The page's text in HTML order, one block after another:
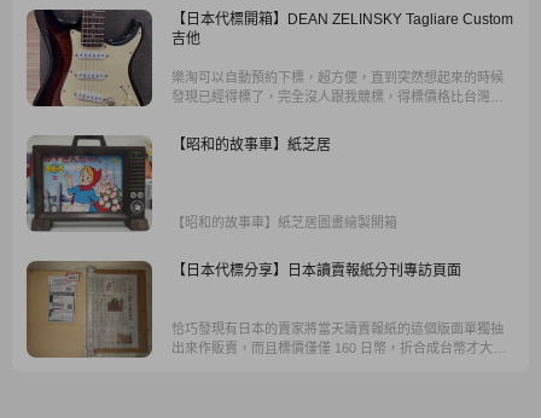
形象融入了京都的古典表達中。
【日本代標開箱】DEAN ZELINSKY Tagliare Custom
吉他
樂淘可以自動預約下標，超方便，直到突然想起來的時候
發現已經得標了，完全沒人跟我競標，得標價格比台灣那
【昭和的故事車】紙芝居
【昭和的故事車】紙芝居圖畫繪製開箱
【日本代標分享】日本讀賣報紙分刊專訪頁面
恰巧發現有日本的賣家將當天讀賣報紙的這個版面單獨抽
出來作販賣，而且標價僅僅 160 日幣，折合成台幣才大約